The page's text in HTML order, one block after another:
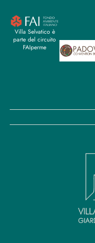
Villa Selvatico è
parte del circuito
FAIperme